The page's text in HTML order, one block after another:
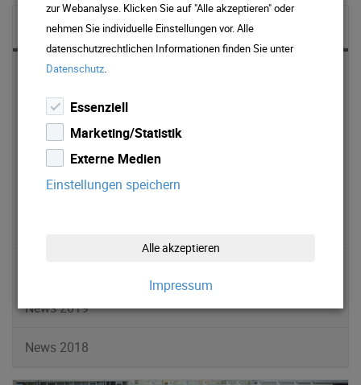
NEWS & MEDIA
News 2025
News 2024
News 2023
News 2022
News 2019
News 2018
zur Webanalyse. Klicken Sie auf "Alle akzeptieren" oder
nehmen Sie individuelle Einstellungen vor. Alle
datenschutzrechtlichen Informationen finden Sie unter
Datenschutz.
Essenziell
Marketing/Statistik
Externe Medien
Einstellungen speichern
Alle akzeptieren
Impressum